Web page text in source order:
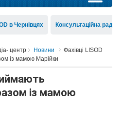
в Чернівцях Консультаційна рада
центр Новини
Фахівці LISOD
із мамою Марійки
із мамою